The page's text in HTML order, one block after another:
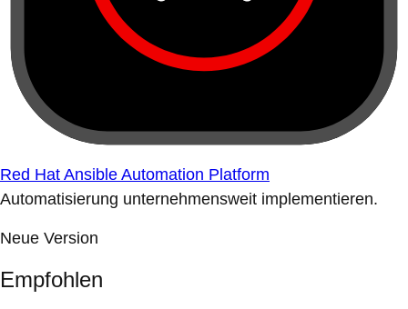
Red Hat Ansible Automation Platform
Automatisierung unternehmensweit implementieren.
Neue Version
Empfohlen